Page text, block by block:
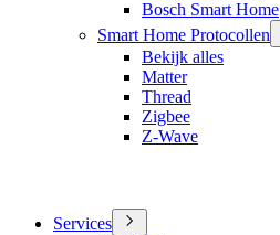
Bosch Smart Home
Smart Home Protocollen
Bekijk alles
Matter
Thread
Zigbee
Z-Wave
Services